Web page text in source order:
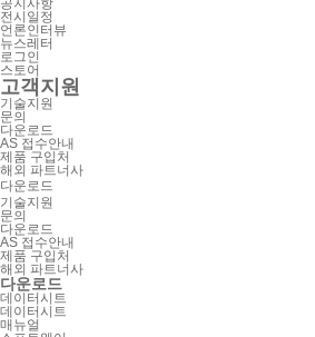
전시일정
언론인터뷰
뉴스레터
로그인
스토어
고객지원
기술지원
문의
다운로드
AS 접수안내
제품 구입처
해외 파트너사
다운로드
기술지원
문의
다운로드
AS 접수안내
제품 구입처
해외 파트너사
다운로드
데이터시트
데이터시트
매뉴얼